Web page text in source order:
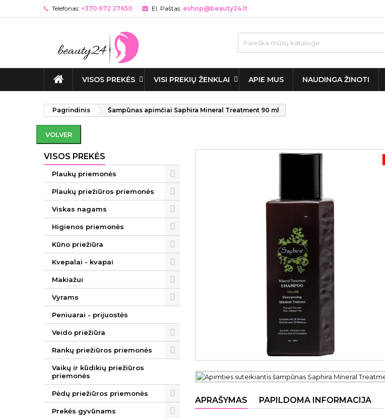
Telefonas: +370 672 27650 El. Paštas: eshop@beauty24.lt
VISOS PREKĖS VISI PREKIŲ ŽENKLAI APIE MUS NAUDINGA ŽINOTI
Pagrindinis Šampūnas apimčiai Saphira Mineral Treatment 90 ml
VOLVER
VISOS PREKĖS
Plaukų priemonės
Plaukų priežiūros priemonės
Viskas nagams
Higienos priemonės
Kūno priežiūra
Kvepalai - kvapai
Makiažui
Vyrams
Peniuarai - prijuostės
Veido priežiūra
Rankų priežiūros priemonės
Vaikų ir kūdikių priežiūros
priemonės
Pėdų priežiūros priemonės
Prekės gyvūnams
APRAŠYMAS PAPILDOMA INFORMACIJA